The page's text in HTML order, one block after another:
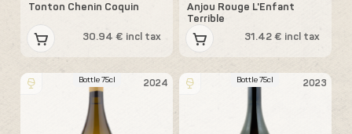
Tonton Chenin Coquin
30.94 € incl tax
Anjou Rouge L'Enfant
Terrible
31.42 € incl tax
2024
Bottle 75cl 2023
Bottle 75cl